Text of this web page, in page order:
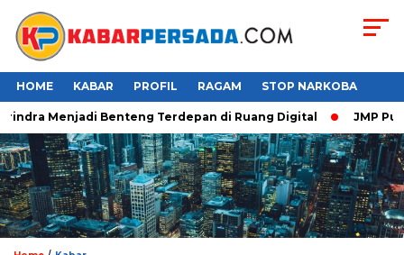
HOME KABAR PROFIL RAGAM STOP NARKOBA
Menjadi Benteng Terdepan di Ruang Digital JMP Puji